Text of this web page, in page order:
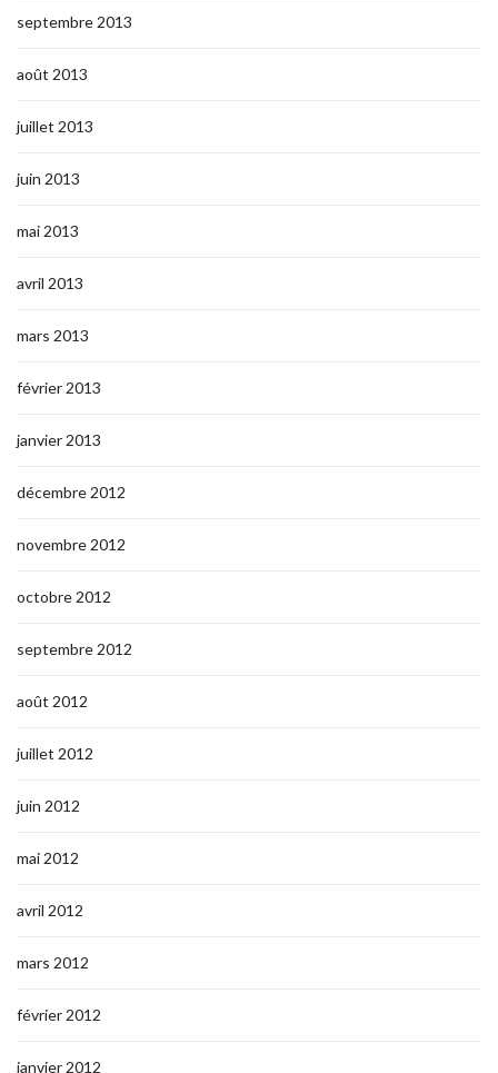
septembre 2013
août 2013
juillet 2013
juin 2013
mai 2013
avril 2013
mars 2013
février 2013
janvier 2013
décembre 2012
novembre 2012
octobre 2012
septembre 2012
août 2012
juillet 2012
juin 2012
mai 2012
avril 2012
mars 2012
février 2012
janvier 2012